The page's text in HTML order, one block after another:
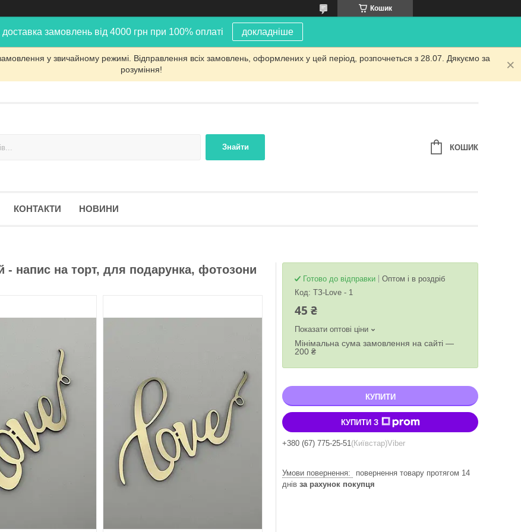
Кошик
замовлень від 4000 грн при 100% оплаті докладніше
у звичайному режимі. Відправлення всіх замовлень, оформлених у цей період, розпочнеться з 28.07. Дякуємо за
розуміння!
Знайти КОШИК
КОНТАКТИ НОВИНИ
- напис на торт, для подарунка, фотозони
Готово до відправки
Оптом і в роздріб
Код: ТЗ-Love - 1
45 ₴
Показати оптові ціни
Мінімальна сума замовлення на сайті —
200 ₴
КУПИТИ
КУПИТИ З
+380 (67) 775-25-51 Київстар Viber
повернення товару протягом 14
днів за рахунок покупця